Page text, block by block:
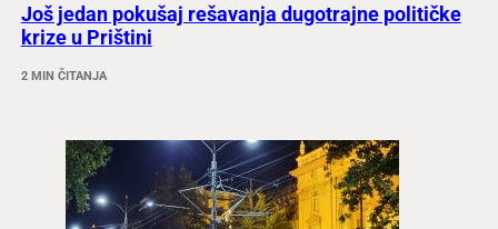
Još jedan pokušaj rešavanja dugotrajne političke
krize u Prištini
2 MIN ČITANJA